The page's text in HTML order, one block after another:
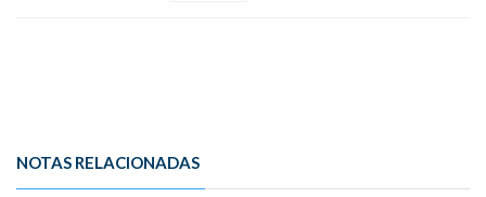
NOTAS RELACIONADAS